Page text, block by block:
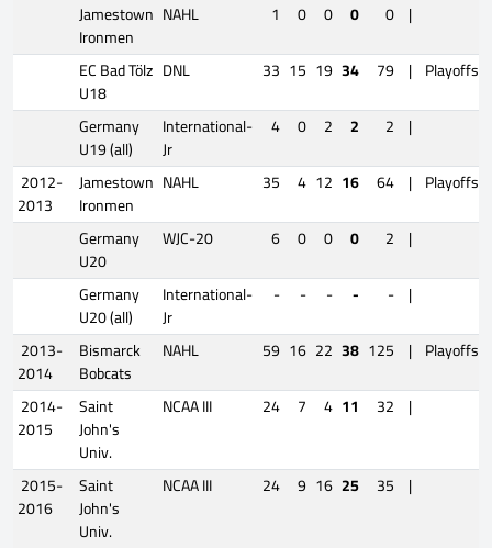
Jamestown
Ironmen
NAHL 1 0 0 0 0 |
EC Bad Tölz
U18
DNL 33 15 19 34 79 | Playoffs
Germany
U19 (all)
International-
Jr
4 0 2 2 2 |
2012-
2013
Jamestown
Ironmen
NAHL 35 4 12 16 64 | Playoffs
Germany
U20
WJC-20 6 0 0 0 2 |
Germany
U20 (all)
International-
Jr
- - - - - |
2013-
2014
Bismarck
Bobcats
NAHL 59 16 22 38 125 | Playoffs
2014-
2015
Saint
John's
Univ.
NCAA III 24 7 4 11 32 |
2015-
2016
Saint
John's
Univ.
NCAA III 24 9 16 25 35 |